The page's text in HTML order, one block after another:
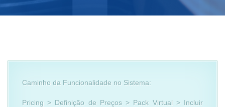
Caminho da Funcionalidade no Sistema:
Pricing > Definição de Preços > Pack Virtual > Incluir